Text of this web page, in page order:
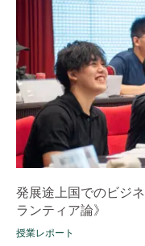
発展途上国でのビジ
ランティア論》
授業レポート